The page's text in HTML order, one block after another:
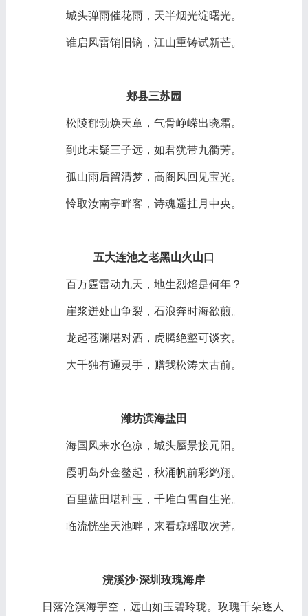
城头弹雨催花雨，天半烟光绽曙光。
谁启风雷销旧镝，江山重铸试新芒。
郏县三苏园
松陵郁勃焕天章，气骨峥嵘出晓霜。
到此未疑三子远，如君犹带九衢芳。
孤山雨后留清梦，高阁风回见宝光。
怜取汝南亭畔客，诗魂遥挂月中央。
五大连池之老黑山火山口
百万霆雷动九天，地生烈焰是何年？
崖浆迸处山争裂，石浪奔时海欲煎。
龙起苍渊堪对酒，虎腾绝壑可谈玄。
大千独有通灵手，赠我松涛太古前。
潍坊滨海盐田
海国风来水色凉，城头蜃景接元阳。
霞明岛外金鳌起，秋涌帆前彩鹢翔。
百里蓝田堪种玉，千堆白雪自生光。
临流恍坐天池畔，来看琼瑶取次芳。
浣溪沙·深圳玫瑰海岸
日落沧溟海宇空，远山如玉碧玲珑。玫瑰千朵逐人